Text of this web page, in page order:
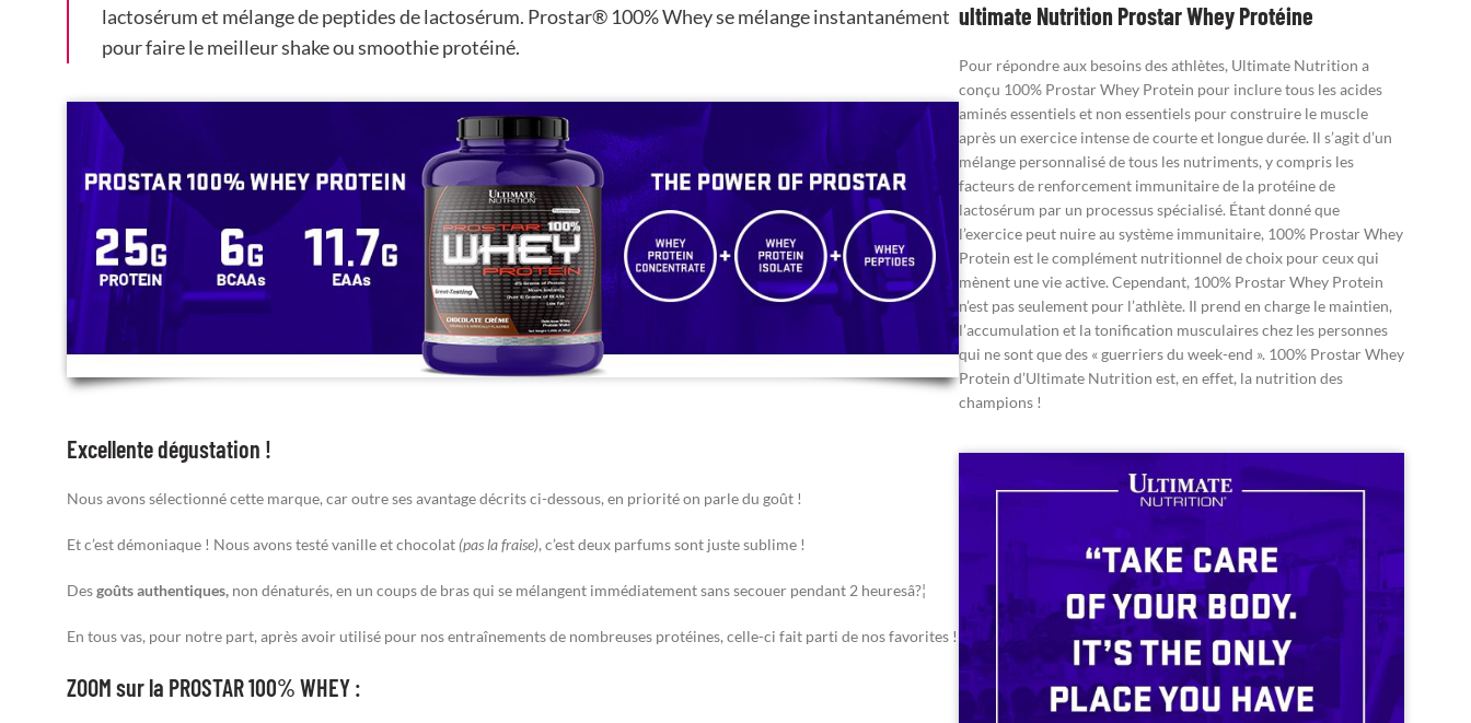
lactosérum et mélange de peptides de lactosérum. Prostar® 100% Whey se mélange instantanément
pour faire le meilleur shake ou smoothie protéiné.
Excellente dégustation !
Nous avons sélectionné cette marque, car outre ses avantage décrits ci-dessous, en priorité on parle du goût !
Et c’est démoniaque ! Nous avons testé vanille et chocolat (pas la fraise), c’est deux parfums sont juste sublime !
Desgoûts authentiques, non dénaturés, en un coups de bras qui se mélangent immédiatement sans secouer pendant 2 heuresâ?¦
En tous vas, pour notre part, après avoir utilisé pour nos entraînements de nombreuses protéines, celle-ci fait parti de nos favorites !
ZOOM sur la PROSTAR 100% WHEY :
ultimate Nutrition Prostar Whey Protéine
Pour répondre aux besoins des athlètes, Ultimate Nutrition a
conçu 100% Prostar Whey Protein pour inclure tous les acides
aminés essentiels et non essentiels pour construire le muscle
après un exercice intense de courte et longue durée. Il s’agit d’un
mélange personnalisé de tous les nutriments, y compris les
facteurs de renforcement immunitaire de la protéine de
lactosérum par un processus spécialisé. Étant donné que
l’exercice peut nuire au système immunitaire, 100% Prostar Whey
Protein est le complément nutritionnel de choix pour ceux qui
mènent une vie active. Cependant, 100% Prostar Whey Protein
n’est pas seulement pour l’athlète. Il prend en charge le maintien,
l’accumulation et la tonification musculaires chez les personnes
qui ne sont que des « guerriers du week-end ». 100% Prostar Whey
Protein d’Ultimate Nutrition est, en effet, la nutrition des
champions !